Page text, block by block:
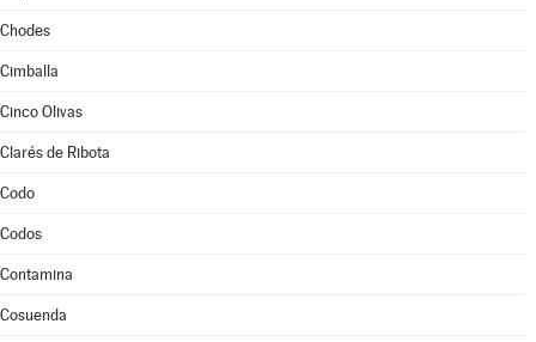
Chodes
Cimballa
Cinco Olivas
Clarés de Ribota
Codo
Codos
Contamina
Cosuenda